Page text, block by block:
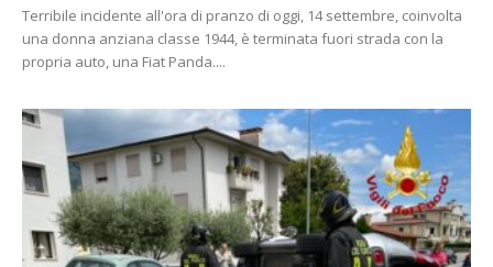
Terribile incidente all'ora di pranzo di oggi, 14 settembre, coinvolta
una donna anziana classe 1944, è terminata fuori strada con la
propria auto, una Fiat Panda....